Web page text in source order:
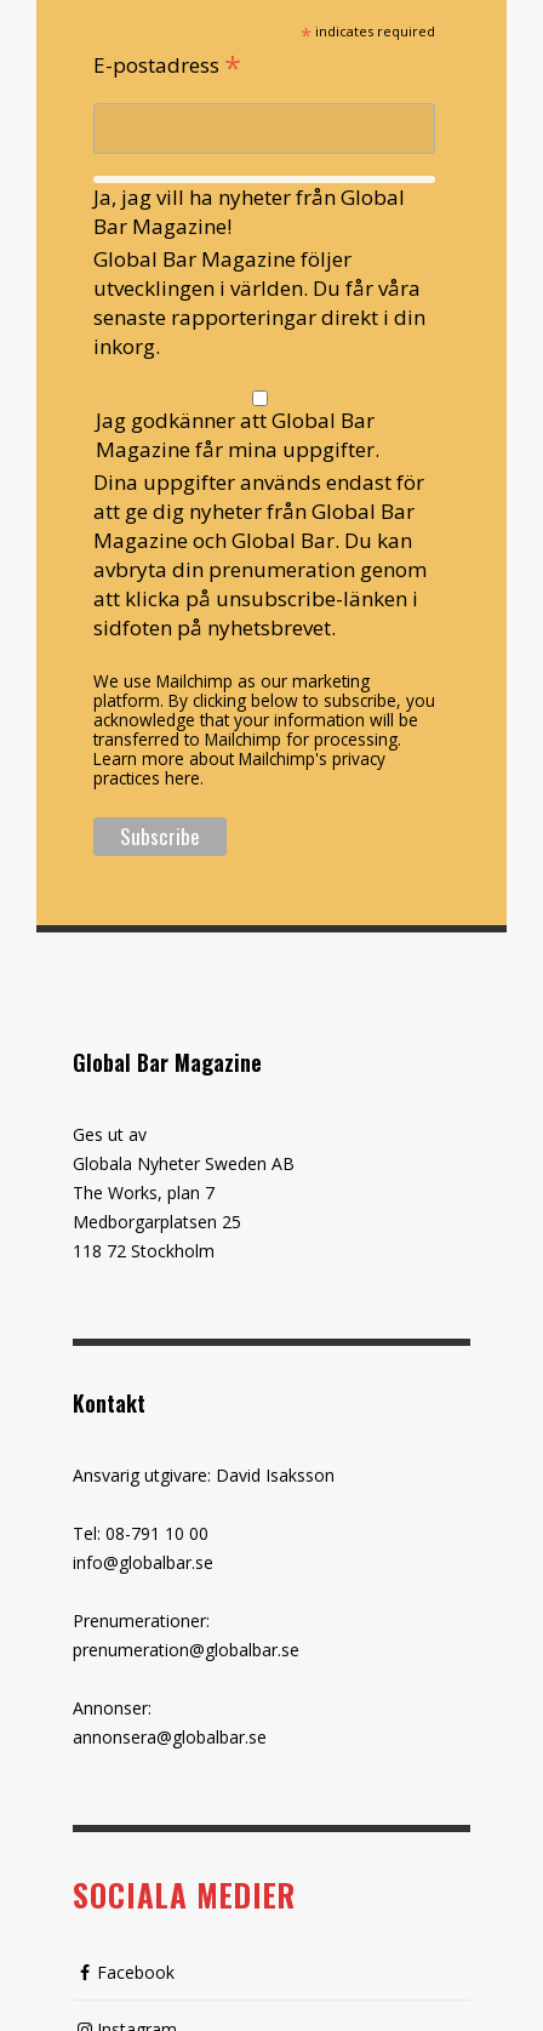
* indicates required
E-postadress *
Ja, jag vill ha nyheter från Global
Bar Magazine!
Global Bar Magazine följer
utvecklingen i världen. Du får våra
senaste rapporteringar direkt i din
inkorg.
Jag godkänner att Global Bar
Magazine får mina uppgifter.
Dina uppgifter används endast för
att ge dig nyheter från Global Bar
Magazine och Global Bar. Du kan
avbryta din prenumeration genom
att klicka på unsubscribe-länken i
sidfoten på nyhetsbrevet.
We use Mailchimp as our marketing
platform. By clicking below to subscribe, you
acknowledge that your information will be
transferred to Mailchimp for processing.
Learn more about Mailchimp's privacy
practices here.
Global Bar Magazine
Ges ut av
Globala Nyheter Sweden AB
The Works, plan 7
Medborgarplatsen 25
118 72 Stockholm
Kontakt
Ansvarig utgivare: David Isaksson
Tel: 08-791 10 00
info@globalbar.se
Prenumerationer:
prenumeration@globalbar.se
Annonser:
annonsera@globalbar.se
SOCIALA MEDIER
Facebook